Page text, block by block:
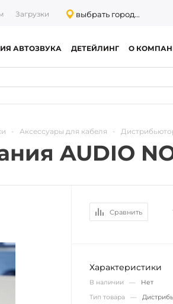
Загрузки выбрать город...
АВТОЗВУКА ДЕТЕЙЛИНГ О
- Аксессуары для кабеля -
AUDIO
Сравнить
Характеристики
В наличии — Нет
Тип товара —